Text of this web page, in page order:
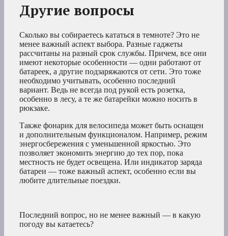
Другие вопросы
Сколько вы собираетесь кататься в темноте? Это не
менее важный аспект выбора. Разные гаджеты
рассчитаны на разный срок службы. Причем, все они
имеют некоторые особенности — одни работают от
батареек, а другие подзаряжаются от сети. Это тоже
необходимо учитывать, особенно последний
вариант. Ведь не всегда под рукой есть розетка,
особенно в лесу, а те же батарейки можно носить в
рюкзаке.
Также фонарик для велосипеда может быть оснащен
и дополнительным функционалом. Например, режим
энергосбережения с уменьшенной яркостью. Это
позволяет экономить энергию до тех пор, пока
местность не будет освещена. Или индикатор заряда
батареи — тоже важный аспект, особенно если вы
любите длительные поездки.
Последний вопрос, но не менее важный — в какую
погоду вы катаетесь?